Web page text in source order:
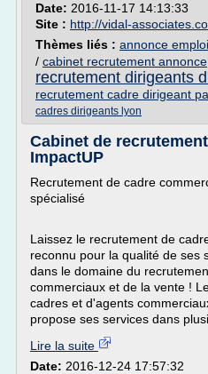
Date: 2016-11-17 14:13:33
Site : http://vidal-
Thèmes liés : annonce
/ cabinet recrutement annonce
recrutement dirigeants
recrutement cadre dirigeant
cadres dirigeants lyon
Cabinet de
ImpactUP
Recrutement de cadre
spécialisé
Laissez le recrutement de
reconnu pour la qualité de ses
dans le domaine du
commerciaux et de la vente !
cadres et d'agents
propose ses services dans
Lire la suite
Date: 2016-12-24 17:57:32